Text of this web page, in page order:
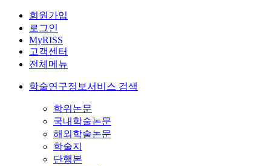
회원가입
로그인
MyRISS
고객센터
전체메뉴
학술연구정보서비스 검색
학위논문
국내학술논문
해외학술논문
학술지
단행본